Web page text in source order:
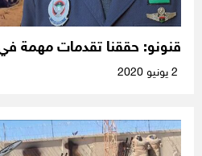
قنونو: حققنا تقدمات مهمة